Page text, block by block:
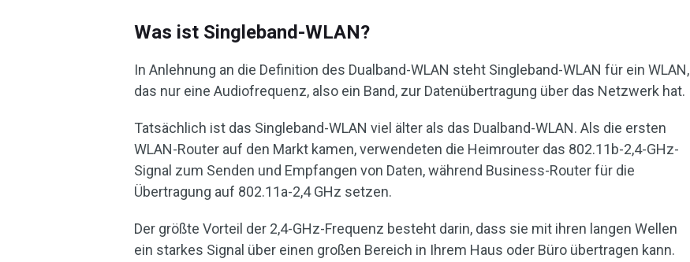
Was ist Singleband-WLAN?
In Anlehnung an die Definition des Dualband-WLAN steht Singleband-WLAN für ein WLAN,
das nur eine Audiofrequenz, also ein Band, zur Datenübertragung über das Netzwerk hat.
Tatsächlich ist das Singleband-WLAN viel älter als das Dualband-WLAN. Als die ersten
WLAN-Router auf den Markt kamen, verwendeten die Heimrouter das 802.11b-2,4-GHz-
Signal zum Senden und Empfangen von Daten, während Business-Router für die
Übertragung auf 802.11a-2,4 GHz setzen.
Der größte Vorteil der 2,4-GHz-Frequenz besteht darin, dass sie mit ihren langen Wellen
ein starkes Signal über einen großen Bereich in Ihrem Haus oder Büro übertragen kann.